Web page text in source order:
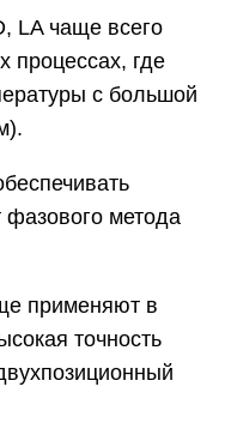
Необходимо
и ТР
по току.
варисторы, а для
группой реле от